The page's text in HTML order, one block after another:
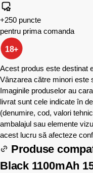
+250 puncte
pentru prima comanda
18+
Acest produs este destinat
Vânzarea către minori este
Imaginile produselor au
livrat sunt cele indicate în
(denumire, cod, valori
ambalajul sau elemente
acest lucru să afecteze
Produse
Black 1100mAh